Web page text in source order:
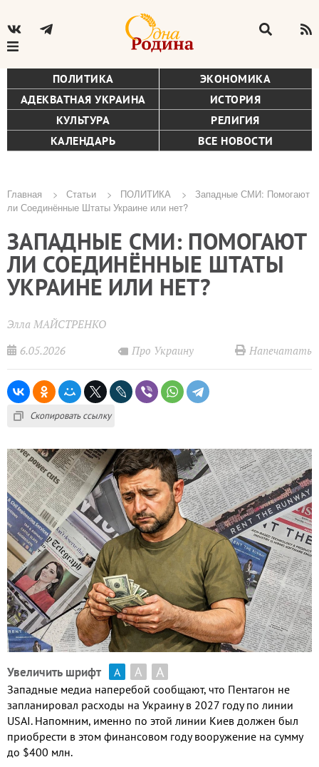
ПОЛИТИКА
ЭКОНОМИКА
АДЕКВАТНАЯ УКРАИНА
ИСТОРИЯ
КУЛЬТУРА
РЕЛИГИЯ
КАЛЕНДАРЬ
ВСЕ НОВОСТИ
Строка
навигации
Главная Статьи ПОЛИТИКА
Западные СМИ: Помогают
ли Соединённые Штаты Украине или нет?
ЗАПАДНЫЕ СМИ: ПОМОГАЮТ
ЛИ СОЕДИНЁННЫЕ ШТАТЫ
УКРАИНЕ ИЛИ НЕТ?
Элла МАЙСТРЕНКО
6.05.2026
Про Украину Напечатать
Скопировать ссылку
Увеличить шрифт А А А
Западные медиа наперебой сообщают, что Пентагон не
запланировал расходы на Украину в 2027 году по линии
USAI. Напомним, именно по этой линии Киев должен был
приобрести в этом финансовом году вооружение на сумму
до $400 млн.